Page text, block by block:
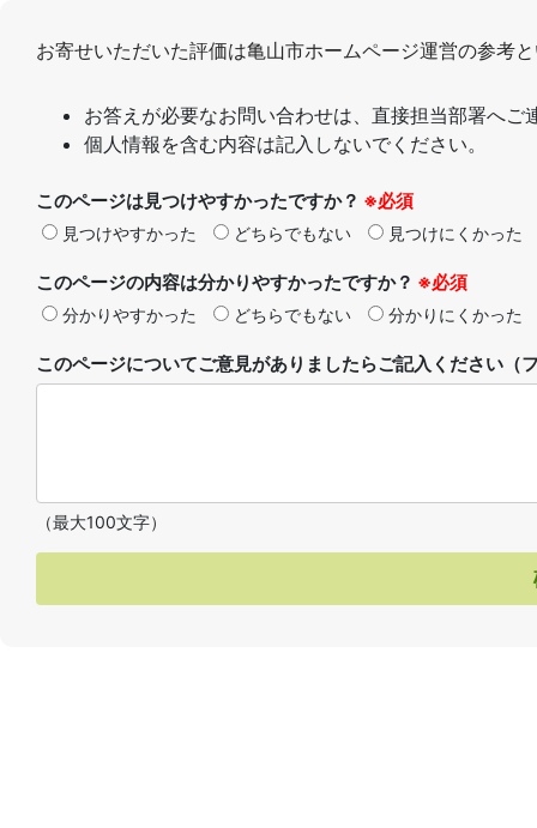
お寄せいただいた評価は亀山市ホームページ運営の参考
お答えが必要なお問い合わせは、直接担当部署へご
個人情報を含む内容は記入しないでください。
このページは見つけやすかったですか？ ※必須
見つけやすかった どちらでもない 見つけにくかった
このページの内容は分かりやすかったですか？ ※必須
分かりやすかった どちらでもない 分かりにくかった
このページについてご意見がありましたらご記入ください
（最大100文字）